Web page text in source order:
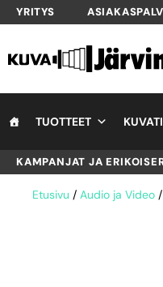
YRITYS
TUOTTEET
KAMPANJAT JA
Etusivu / Audio ja Video /